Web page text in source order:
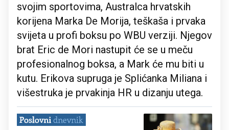
svojim sportovima, Australca hrvatskih
korijena Marka De Morija, teškaša i prvaka
svijeta u profi boksu po WBU verziji. Njegov
brat Eric de Mori nastupit će se u meču
profesionalnog boksa, a Mark će mu biti u
kutu. Erikova supruga je Splićanka Miliana i
višestruka je prvakinja HR u dizanju utega.